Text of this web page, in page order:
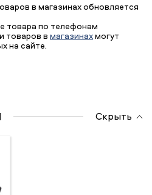
в магазинах обновляется
товара по телефонам
товаров в магазинахмогут
на сайте.
Скрыть